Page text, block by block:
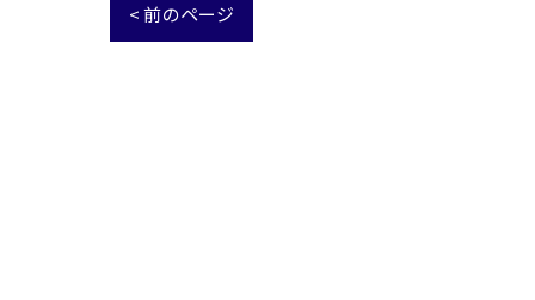
< 前のページ